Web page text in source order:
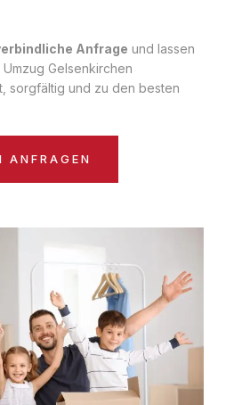
Anfrage und lassen
Gelsenkirchen
sorgfältig und zu den besten
ANFRAGEN